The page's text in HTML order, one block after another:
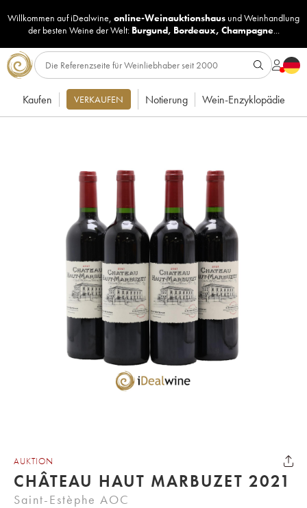
Willkommen auf iDealwine, online-Weinauktionshaus undWeinhandlung
der besten Weine der Welt: Burgund, Bordeaux, Champagne...
Kaufen VERKAUFEN Notierung Wein-Enzyklopädie
AUKTION
CHÂTEAU HAUT MARBUZET 2021
Saint-Estèphe AOC